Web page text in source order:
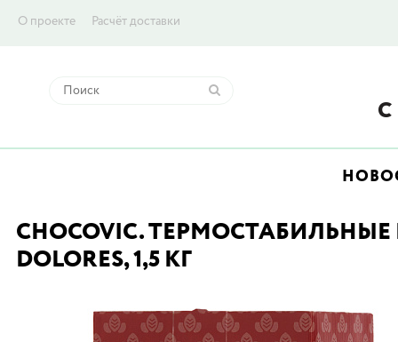
О проекте Расчёт доставки
CHOCOVIC.
DOLORES, 1,5 КГ